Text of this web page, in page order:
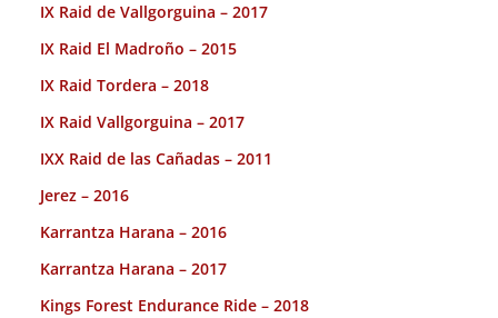
IX Raid de Vallgorguina – 2017
IX Raid El Madroño – 2015
IX Raid Tordera – 2018
IX Raid Vallgorguina – 2017
IXX Raid de las Cañadas – 2011
Jerez – 2016
Karrantza Harana – 2016
Karrantza Harana – 2017
Kings Forest Endurance Ride – 2018